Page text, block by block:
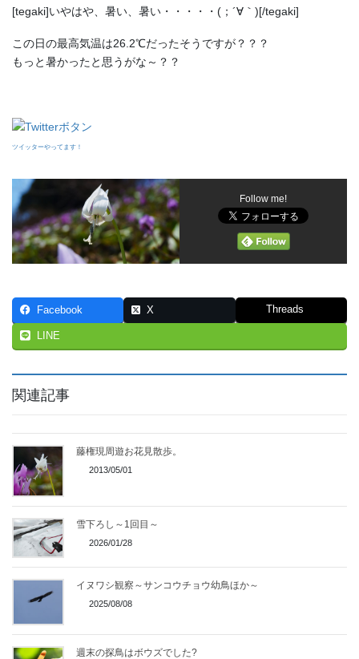
[tegaki]いやはや、暑い、暑い・・・・・(；´∀｀)[/tegaki]
この日の最高気温は26.2℃だったそうですが？？？
もっと暑かったと思うがな～？？
ツイッターやってます！
Follow me!
Facebook X Threads
LINE
関連記事
藤権現周遊お花見散歩。
2013/05/01
雪下ろし～1回目～
2026/01/28
イヌワシ観察～サンコウチョウ幼鳥ほか～
2025/08/08
週末の探鳥はボウズでした?